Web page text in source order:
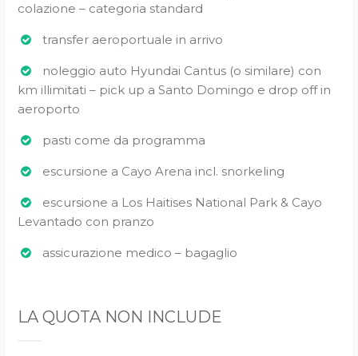
colazione – categoria standard
transfer aeroportuale in arrivo
noleggio auto Hyundai Cantus (o similare) con
km illimitati – pick up a Santo Domingo e drop off in
aeroporto
pasti come da programma
escursione a Cayo Arena incl. snorkeling
escursione a Los Haitises National Park & Cayo
Levantado con pranzo
assicurazione medico – bagaglio
LA QUOTA NON INCLUDE